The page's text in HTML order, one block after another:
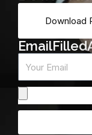
Download
EmailFilled
From